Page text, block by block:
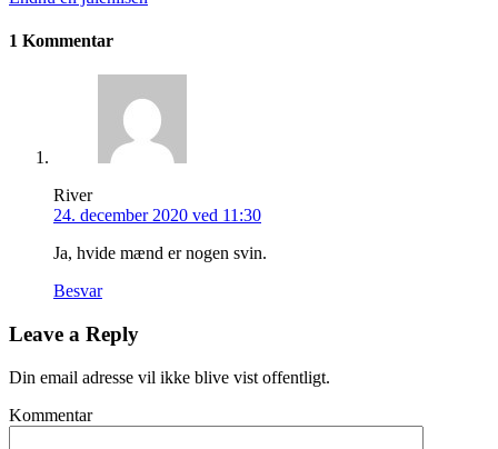
1 Kommentar
River
24. december 2020 ved 11:30
Ja, hvide mænd er nogen svin.
Besvar
Leave a Reply
Din email adresse vil ikke blive vist offentligt.
Kommentar